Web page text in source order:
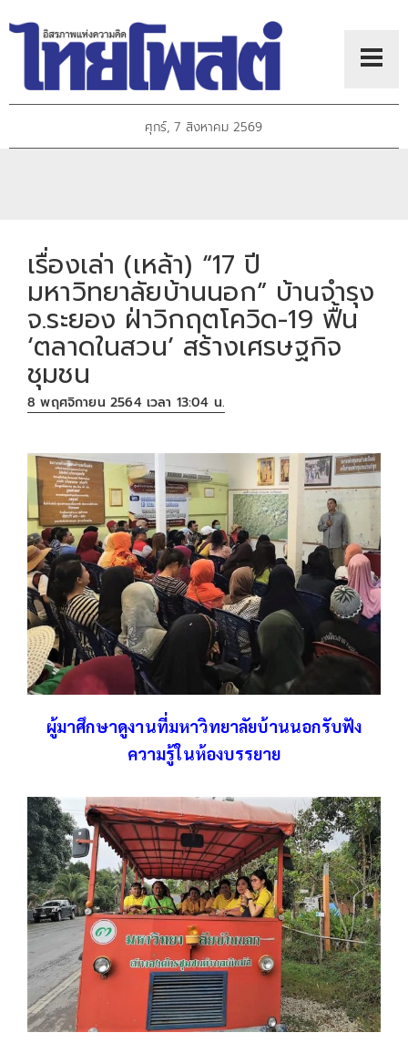
ศุกร์, 7 สิงหาคม 2569
เรื่องเล่า (เหล้า) “17 ปี
มหาวิทยาลัยบ้านนอก” บ้านจำรุง
จ.ระยอง ฝ่าวิกฤตโควิด-19 ฟื้น
‘ตลาดในสวน’ สร้างเศรษฐกิจ
ชุมชน
8 พฤศจิกายน 2564 เวลา 13:04 น.
ผู้มาศึกษาดูงานที่มหาวิทยาลัยบ้านนอกรับฟัง
ความรู้ในห้องบรรยาย